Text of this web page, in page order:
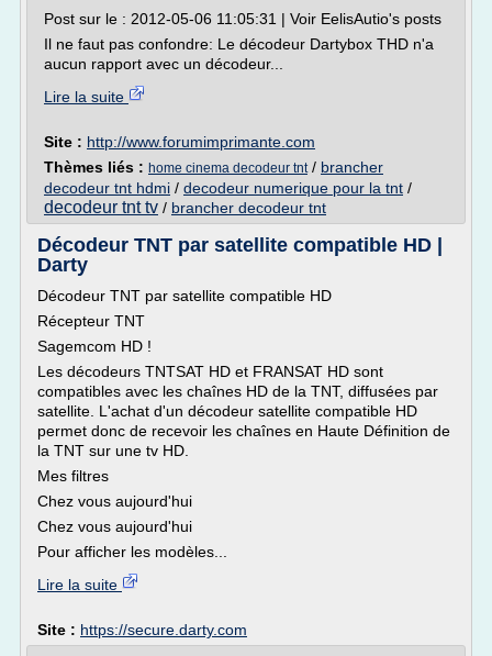
Post sur le : 2012-05-06 11:05:31 | Voir EelisAutio's posts
Il ne faut pas confondre: Le décodeur Dartybox THD n'a
aucun rapport avec un décodeur...
Lire la suite
Site : http://www.forumimprimante.com
Thèmes liés : home cinema decodeur tnt/ brancher
decodeur tnt hdmi / decodeur numerique pour la tnt /
decodeur tnt tv / brancher decodeur tnt
Décodeur TNT par satellite compatible HD |
Darty
Décodeur TNT par satellite compatible HD
Récepteur TNT
Sagemcom HD !
Les décodeurs TNTSAT HD et FRANSAT HD sont
compatibles avec les chaînes HD de la TNT, diffusées par
satellite. L'achat d'un décodeur satellite compatible HD
permet donc de recevoir les chaînes en Haute Définition de
la TNT sur une tv HD.
Mes filtres
Chez vous aujourd'hui
Chez vous aujourd'hui
Pour afficher les modèles...
Lire la suite
Site : https://secure.darty.com